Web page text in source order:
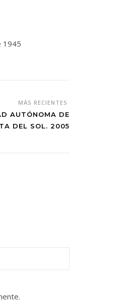
1945
MÁS RECIENTES
AUTÓNOMA DE
DEL SOL. 2005